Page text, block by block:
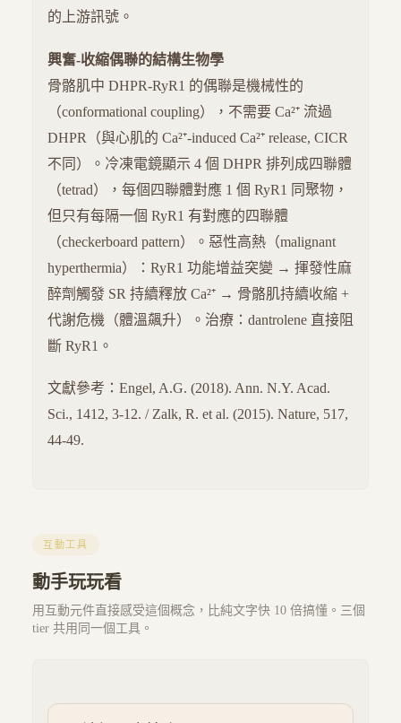
的上游訊號。
興奮-收縮偶聯的結構生物學
骨骼肌中 DHPR-RyR1 的偶聯是機械性的
（conformational coupling），不需要 Ca²⁺ 流過
DHPR（與心肌的 Ca²⁺-induced Ca²⁺ release, CICR
不同）。冷凍電鏡顯示 4 個 DHPR 排列成四聯體
（tetrad），每個四聯體對應 1 個 RyR1 同聚物，
但只有每隔一個 RyR1 有對應的四聯體
（checkerboard pattern）。惡性高熱（malignant
hyperthermia）：RyR1 功能增益突變 → 揮發性麻
醉劑觸發 SR 持續釋放 Ca²⁺ → 骨骼肌持續收縮 +
代謝危機（體溫飆升）。治療：dantrolene 直接阻
斷 RyR1。
文獻參考：Engel, A.G. (2018). Ann. N.Y. Acad.
Sci., 1412, 3-12. / Zalk, R. et al. (2015). Nature, 517,
44-49.
互動工具
動手玩玩看
用互動元件直接感受這個概念，比純文字快 10 倍搞懂。三個
tier 共用同一個工具。